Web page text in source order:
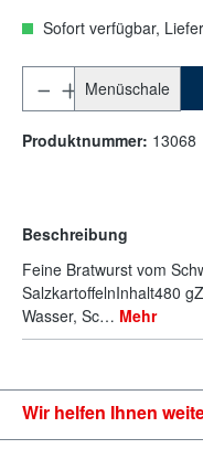
Sofort verfügbar,
Menüschale
Produktnummer: 13068
Beschreibung
Feine Bratwurst vom
SalzkartoffelnInhalt480
Wasser, Sc… Mehr
Wir helfen Ihnen